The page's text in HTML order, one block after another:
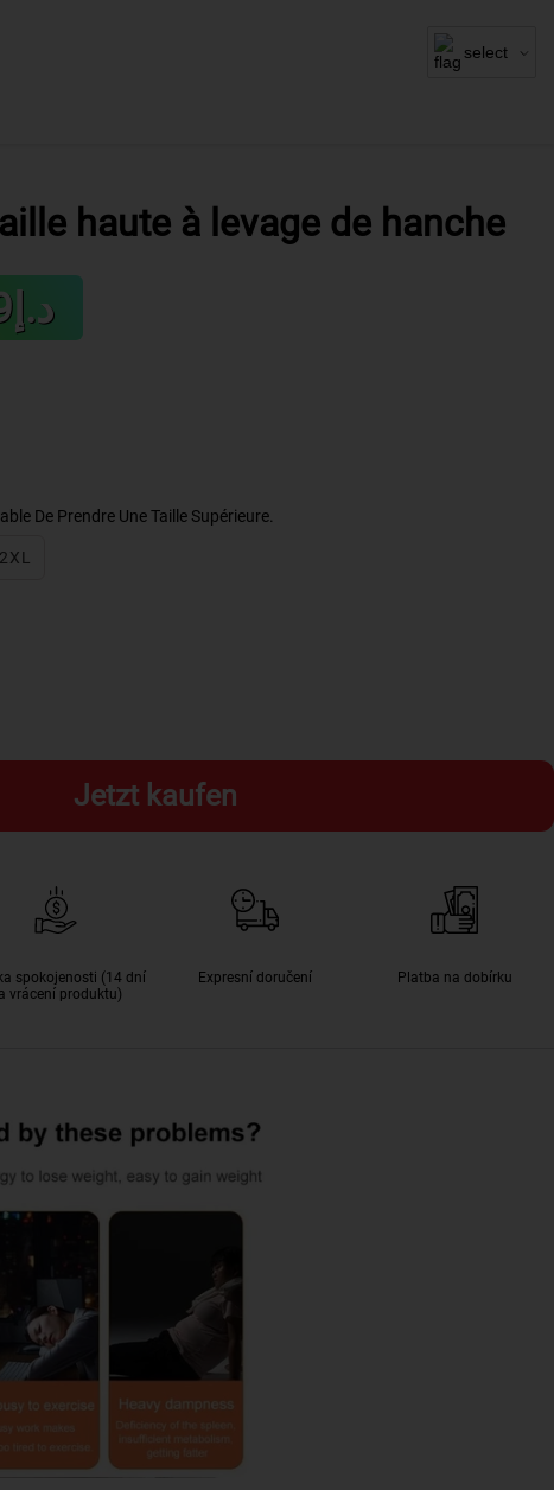
haute à levage de hanche
د.إ33.99
De Prendre Une Taille Supérieure.
2XL
Jetzt kaufen
spokojenosti (14 dní
vrácení produktu)
Expresní doručení Platba na dobírku
select